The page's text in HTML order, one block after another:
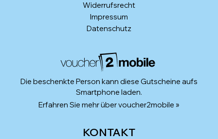
Widerrufsrecht
Impressum
Datenschutz
Die beschenkte Person kann diese Gutscheine aufs
Smartphone laden.
Erfahren Sie mehr über voucher2mobile »
KONTAKT